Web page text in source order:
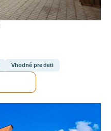
Vhodné pre deti